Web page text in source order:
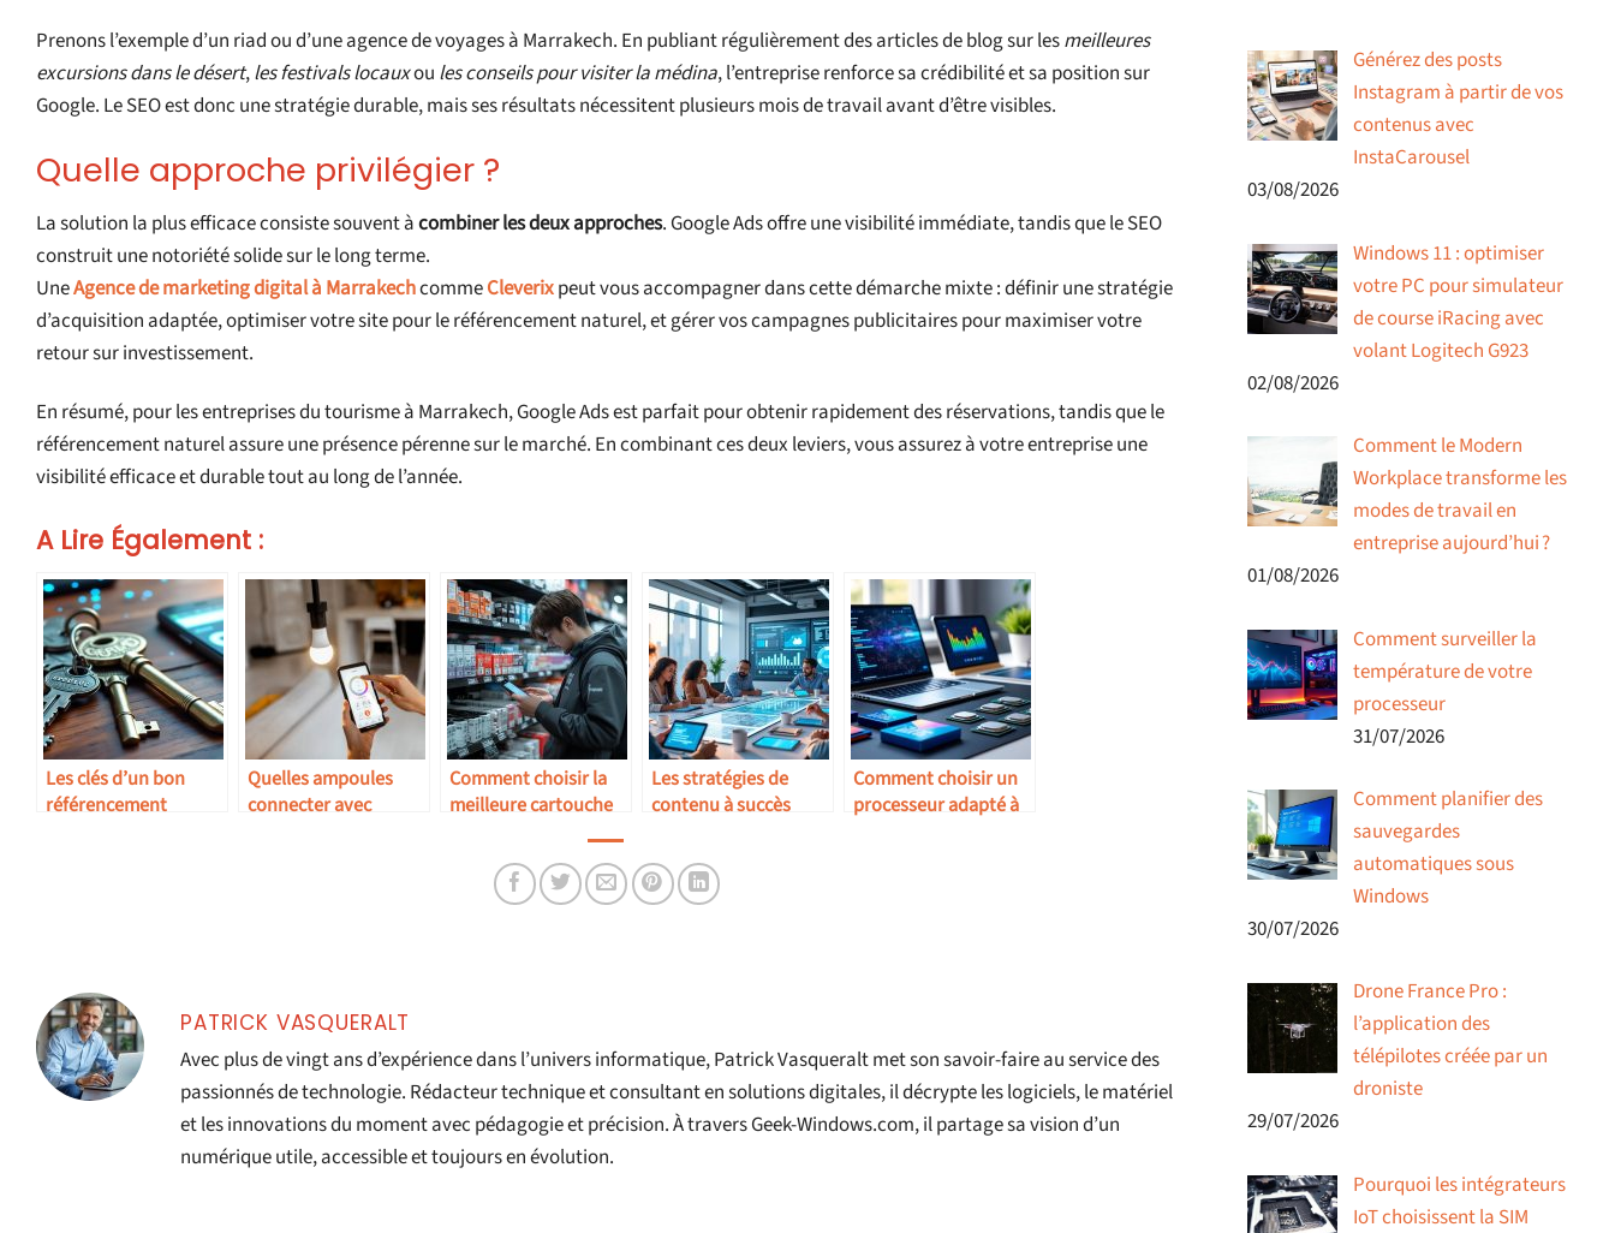
Prenons l’exemple d’un riad ou d’une agence de voyages à Marrakech. En publiant régulièrement des articles de blog sur lesmeilleures
excursions dans le désert,les festivals locauxou les conseils pour visiter la médina, l’entreprise renforce sa crédibilité et sa position sur
Google. Le SEO est donc une stratégie durable, mais ses résultats nécessitent plusieurs mois de travail avant d’être visibles.
Quelle approche privilégier ?
La solution la plus efficace consiste souvent àcombiner les deux approches. Google Ads offre une visibilité immédiate, tandis que le SEO
construit une notoriété solide sur le long terme.
UneAgence de marketing digital à MarrakechcommeCleverixpeut vous accompagner dans cette démarche mixte : définir une stratégie
d’acquisition adaptée, optimiser votre site pour le référencement naturel, et gérer vos campagnes publicitaires pour maximiser votre
retour sur investissement.
En résumé, pour les entreprises du tourisme à Marrakech, Google Ads est parfait pour obtenir rapidement des réservations, tandis que le
référencement naturel assure une présence pérenne sur le marché. En combinant ces deux leviers, vous assurez à votre entreprise une
visibilité efficace et durable tout au long de l’année.
A Lire Également :
Les clés d’un bon
référencement
Quelles ampoules
connecter avec
Comment choisir la
meilleure cartouche
Les stratégies de
contenu à succès
Comment choisir un
processeur adapté à
PATRICK VASQUERALT
Avec plus de vingt ans d’expérience dans l’univers informatique, Patrick Vasqueralt met son savoir-faire au service des
passionnés de technologie. Rédacteur technique et consultant en solutions digitales, il décrypte les logiciels, le matériel
et les innovations du moment avec pédagogie et précision. À travers Geek-Windows.com, il partage sa vision d’un
numérique utile, accessible et toujours en évolution.
Générez des posts
Instagram à partir de vos
contenus avec
InstaCarousel
03/08/2026
Windows 11 : optimiser
votre PC pour simulateur
de course iRacing avec
volant Logitech G923
02/08/2026
Comment le Modern
Workplace transforme les
modes de travail en
entreprise aujourd’hui ?
01/08/2026
Comment surveiller la
température de votre
processeur
31/07/2026
Comment planifier des
sauvegardes
automatiques sous
Windows
30/07/2026
Drone France Pro :
l’application des
télépilotes créée par un
droniste
29/07/2026
Pourquoi les intégrateurs
IoT choisissent la SIM